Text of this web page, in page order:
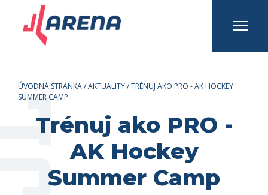
ÚVODNÁ STRÁNKA/AKTUALITY/TRÉNUJ AKO PRO - AK HOCKEY
SUMMER CAMP
Trénuj ako PRO -
AK Hockey
Summer Camp